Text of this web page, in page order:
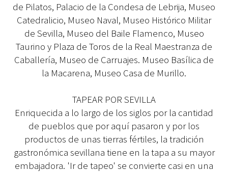
de Pilatos, Palacio de la Condesa de Lebrija, Museo
Catedralicio, Museo Naval, Museo Histórico Militar
de Sevilla, Museo del Baile Flamenco, Museo
Taurino y Plaza de Toros de la Real Maestranza de
Caballería, Museo de Carruajes. Museo Basílica de
la Macarena, Museo Casa de Murillo.
TAPEAR POR SEVILLA
Enriquecida a lo largo de los siglos por la cantidad
de pueblos que por aquí pasaron y por los
productos de unas tierras fértiles, la tradición
gastronómica sevillana tiene en la tapa a su mayor
embajadora. 'Ir de tapeo' se convierte casi en una